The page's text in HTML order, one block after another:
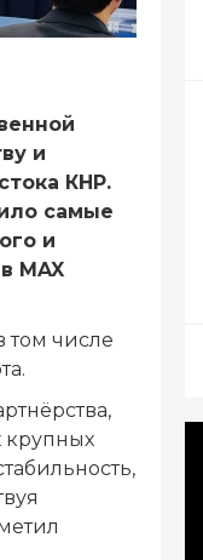
и
КНР.
самые
и
MAX
том числе
крупных